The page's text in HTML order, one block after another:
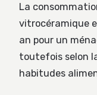
La
vitrocéramique
an pour un
toutefois selon
habitudes